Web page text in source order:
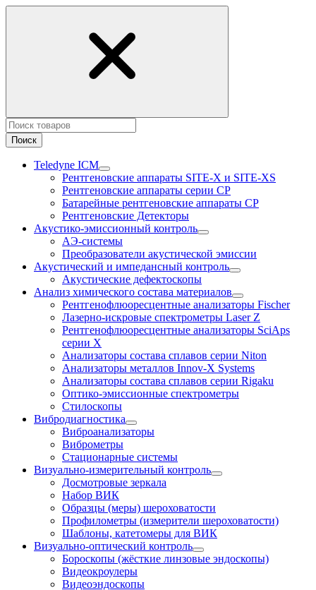
Поиск
Teledyne ICM
Рентгеновские аппараты SITE-X и SITE-XS
Рентгеновские аппараты серии CP
Батарейные рентгеновские аппараты CP
Рентгеновские Детекторы
Акустико-эмисcионный контроль
АЭ-системы
Преобразователи акустической эмиссии
Акустический и импедансный контроль
Акустические дефектоскопы
Анализ химического состава материалов
Рентгенофлюоресцентные анализаторы Fischer
Лазерно-искровые спектрометры Laser Z
Рентгенофлюоресцентные анализаторы SciAps
серии Х
Анализаторы состава сплавов серии Niton
Анализаторы металлов Innov-X Systems
Анализаторы состава сплавов серии Rigaku
Оптико-эмиссионные спектрометры
Стилоскопы
Вибродиагностика
Виброанализаторы
Виброметры
Стационарные системы
Визуально-измерительный контроль
Досмотровые зеркала
Набор ВИК
Образцы (меры) шероховатости
Профилометры (измерители шероховатости)
Шаблоны, катетомеры для ВИК
Визуально-оптический контроль
Бороскопы (жёсткие линзовые эндоскопы)
Видеокроулеры
Видеоэндоскопы